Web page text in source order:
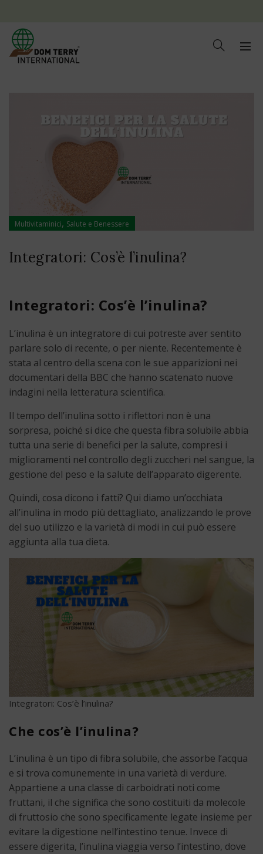
Multivitaminici, Salute e Benessere
Integratori: Cos’è l’inulina?
Integratori: Cos’è l’inulina?
L’inulina è un integratore di cui potreste aver sentito
parlare solo di recente, o per niente. Recentemente è
stata al centro della scena con le sue apparizioni nei
documentari della BBC che hanno scatenato nuove
indagini nella letteratura scientifica.
Il tempo dell’inulina sotto i riflettori non è una
sorpresa, poiché si dice che questa fibra solubile abbia
tutta una serie di benefici per la salute, compresi i
miglioramenti nel controllo degli zuccheri nel sangue, la
gestione del peso e la salute dell’apparato digerente.
Quindi, cosa dicono i fatti? Qui diamo un’occhiata
all’inulina in modo più dettagliato, analizzando le prove
del suo utilizzo e la varietà di modi in cui può essere
aggiunta alla tua dieta.
Integratori: Cos’è l’inulina?
Che cos’è l’inulina?
L’inulina è un tipo di fibra solubile, che assorbe l’acqua
e si trova comunemente in una varietà di verdure.
Appartiene a una classe di carboidrati noti come
fruttani, il che significa che sono costituiti da molecole
di fruttosio che sono specificamente legate insieme per
evitare la digestione nell’intestino tenue. Invece di
essere digerita, l’inulina viaggia verso l’intestino, dove